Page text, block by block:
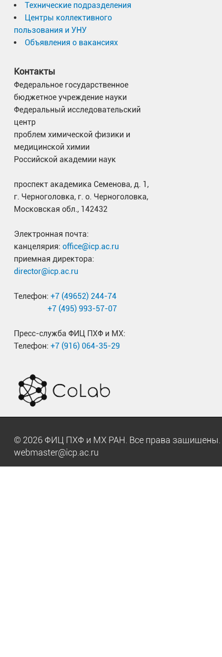
Технические подразделения
Центры коллективного
пользования и УНУ
Объявления о вакансиях
Контакты
Федеральное государственное
бюджетное учреждение науки
Федеральный исследовательский
центр
проблем химической физики и
медицинской химии
Российской академии наук
проспект академика Семенова, д. 1,
г. Черноголовка, г. о. Черноголовка,
Московская обл., 142432
Электронная почта:
канцелярия: office@icp.ac.ru
приемная директора:
director@icp.ac.ru
Телефон: +7 (49652) 244-74
+7 (495) 993-57-07
Пресс-служба ФИЦ ПХФ и МХ:
Телефон: +7 (916) 064-35-29
© 2026 ФИЦ ПХФ и МХ РАН. Все права
webmaster@icp.ac.ru